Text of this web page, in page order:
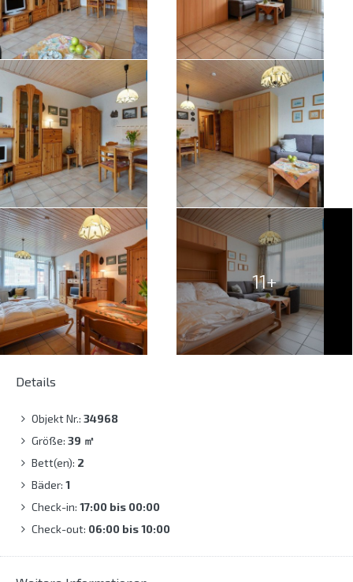
11+
Details
Objekt Nr.: 34968
Größe: 39 ㎡
Bett(en): 2
Bäder: 1
Check-in: 17:00 bis 00:00
Check-out: 06:00 bis 10:00